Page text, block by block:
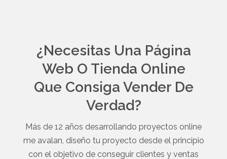
¿Necesitas Una Página
Web O Tienda Online
Que Consiga Vender De
Verdad?
Más de 12 años desarrollando proyectos online
me avalan, diseño tu proyecto desde el principio
con el objetivo de conseguir clientes y ventas